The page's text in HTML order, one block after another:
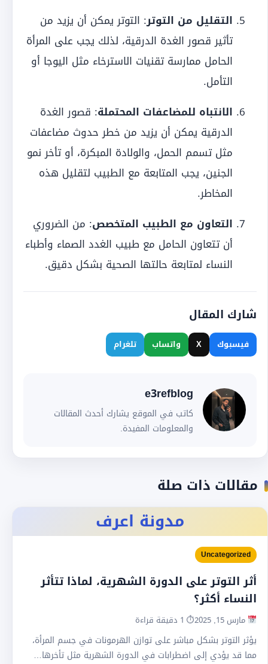
التقليل من التوتر: التوتر يمكن أن يزيد من
تأثير قصور الغدة الدرقية، لذلك يجب على المرأة
الحامل ممارسة تقنيات الاسترخاء مثل اليوجا أو
التأمل.
الانتباه للمضاعفات المحتملة: قصور الغدة
الدرقية يمكن أن يزيد من خطر حدوث مضاعفات
مثل تسمم الحمل، والولادة المبكرة، أو تأخر نمو
الجنين، يجب المتابعة مع الطبيب لتقليل هذه
المخاطر.
التعاون مع الطبيب المتخصص: من الضروري
أن تتعاون الحامل مع طبيب الغدد الصماء وأطباء
النساء لمتابعة حالتها الصحية بشكل دقيق.
شارك المقال
فيسبوك X واتساب تلغرام
e3refblog
كاتب في الموقع يشارك أحدث المقالات
والمعلومات المفيدة.
مقالات ذات صلة
مدونة اعرف
Uncategorized
أثر التوتر على الدورة الشهرية، لماذا تتأثر
النساء أكثر؟
مارس 15, 2025 ⏱ 1 دقيقة قراءة
يؤثر التوتر بشكل مباشر على توازن الهرمونات في جسم المرأة،
مما قد يؤدي إلى اضطرابات في الدورة الشهرية مثل تأخرها…